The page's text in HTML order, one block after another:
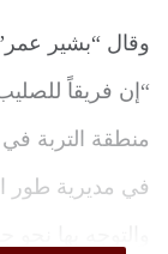
وقال “بشير
“إن فريقاً
منطقة التربة
في مديرية طور